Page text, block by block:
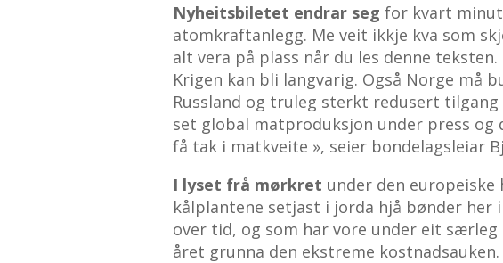
Nyheitsbiletet endrar segfor kvart
atomkraftanlegg. Me veit ikkje kva som
alt vera på plass når du les denne
Krigen kan bli langvarig. Også Norge må
Russland og truleg sterkt redusert
set global matproduksjon under press
få tak i matkveite », seier bondelagsleiar
I lyset frå mørkret under den
kålplantene setjast i jorda hjå bønder her
over tid, og som har vore under eit
året grunna den ekstreme kostnadsauken.